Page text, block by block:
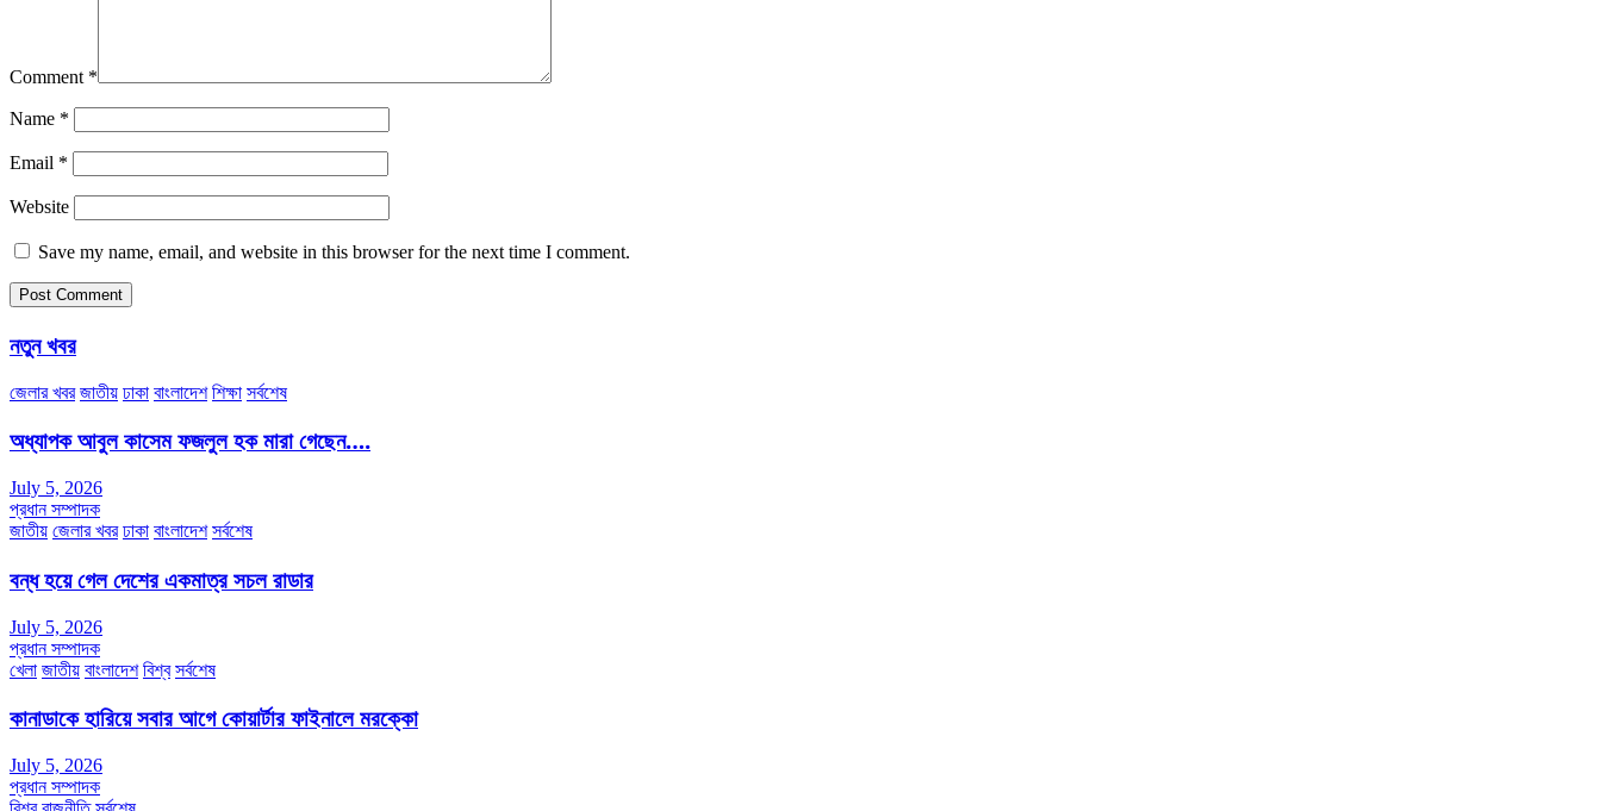
Comment *
Name *
Email *
Website
Save my name, email, and website in this browser for the next time I comment.
নতুন খবর
জেলার খবর জাতীয় ঢাকা বাংলাদেশ শিক্ষা সর্বশেষ
অধ্যাপক আবুল কাসেম ফজলুল হক মারা গেছেন….
July 5, 2026
প্রধান সম্পাদক
জাতীয় জেলার খবর ঢাকা বাংলাদেশ সর্বশেষ
বন্ধ হয়ে গেল দেশের একমাত্র সচল রাডার
July 5, 2026
প্রধান সম্পাদক
খেলা জাতীয় বাংলাদেশ বিশ্ব সর্বশেষ
কানাডাকে হারিয়ে সবার আগে কোয়ার্টার ফাইনালে মরক্কো
July 5, 2026
প্রধান সম্পাদক